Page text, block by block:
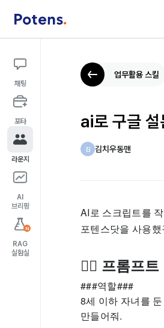
채팅
포타
라운지
AI
브리핑
N
RAG
실험실
업무활용 스킬
ai로 구글
김 김치우동맨
AI로 스크립트를
포텐스닷을 사용
👉🏻 프롬프트
###역할###
8세 이하 자녀를
만들어줘.